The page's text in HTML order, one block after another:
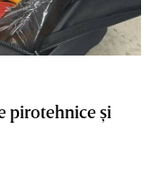
pirotehnice şi